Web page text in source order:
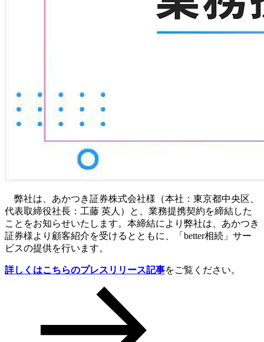
弊社は、あかつき証券株式会社様（本社：東京都中央区、
代表取締役社長：工藤 英人）と、業務提携契約を締結した
ことをお知らせいたします。本締結により弊社は、あかつき
証券様より顧客紹介を受けるとともに、「better相続」サー
ビスの提供を行います。
詳しくはこちらのプレスリリース記事をご覧ください。